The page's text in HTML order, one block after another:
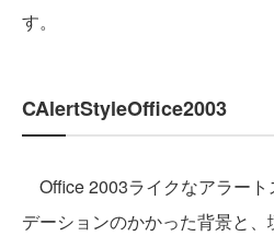
す。
CAlertStyleOffice2003
Office 2003ライクなアラー
デーションのかかった背景と